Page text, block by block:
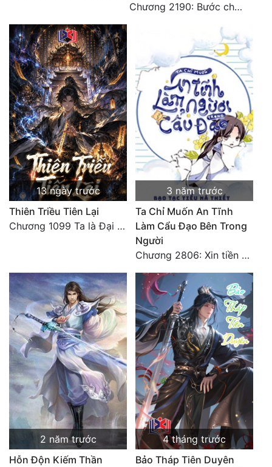
Truyện Nữ
Vô Địch Lưu
Xây Dựng Thế Lực
Đam Mỹ
Đẹp
Đẹp Hiệp
Tính Cách Nhân Vật :
Cơ Trí
Điềm Đạm
Chương 2190: Bước chân trái trước chạm vào kiêng kỵ của Hồng mỗ!
13 ngày trước
Thiên Triều Tiên Lại
Chương 1099 Ta là Đại La Tiên! Một người đắc đạo, gà chó lên trời (Đại kết cục)
3 năm trước
Ta Chỉ Muốn An Tĩnh
Làm Cẩu Đạo Bên Trong
Người
Chương 2806: Xin tiền bối nhất định phải tin tưởng cách làm
2 năm trước
Hỗn Độn Kiếm Thần
4 tháng trước
Bảo Tháp Tiên Duyên